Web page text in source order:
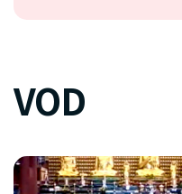
VOD